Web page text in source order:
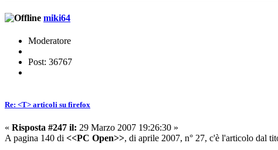
miki64
Moderatore
Post: 36767
Re: <T> articoli su firefox
« Risposta #247 il: 29 Marzo 2007 19:26:30 »
A pagina 140 di <<PC Open>>, di aprile 2007, n° 27, c'è l'articolo dal